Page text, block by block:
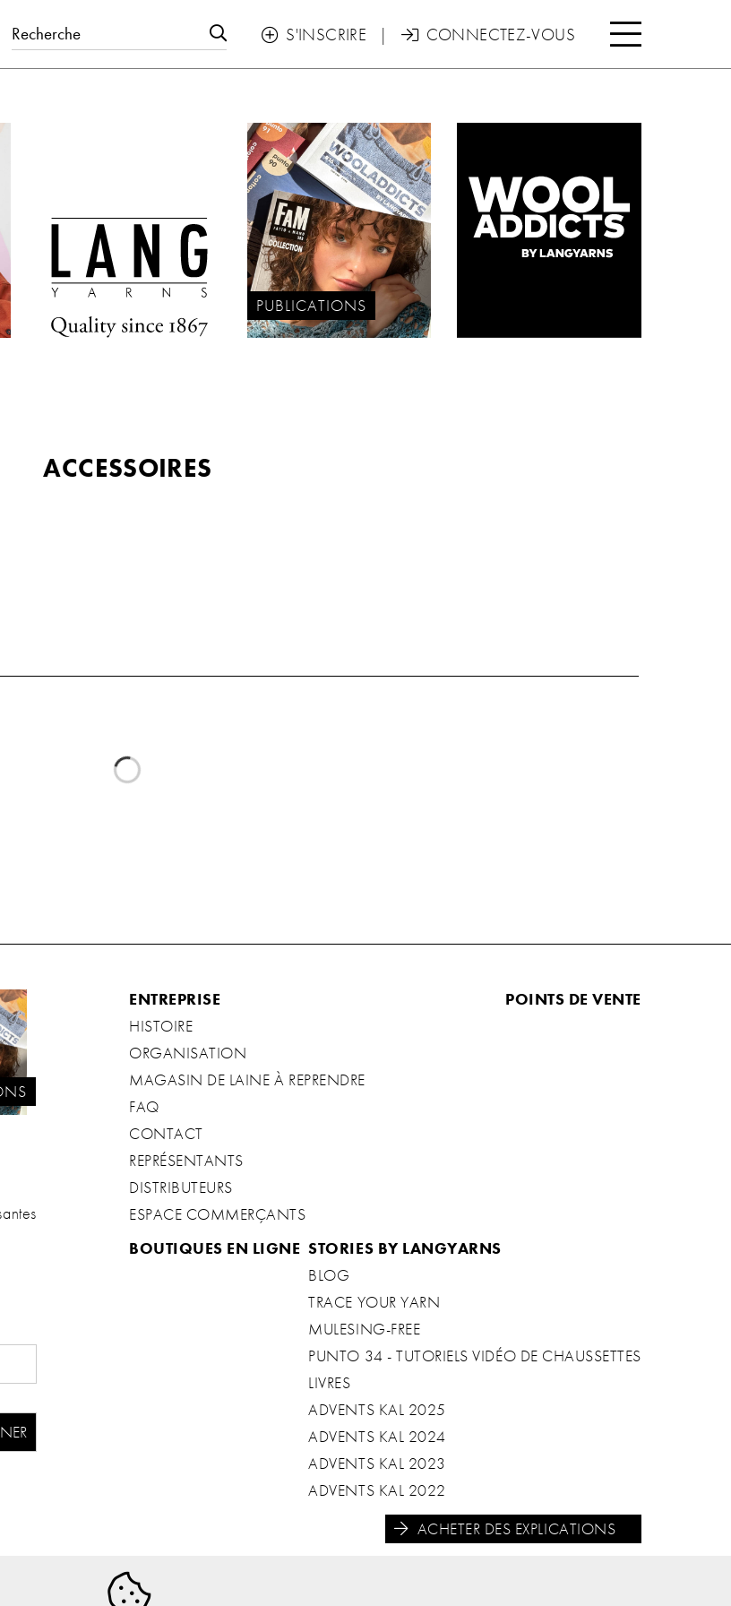
 S'INSCRIRE |  CONNECTEZ-VOUS 
PUBLICATIONS
ACCESSOIRES
ENTREPRISE
HISTOIRE
ORGANISATION
MAGASIN DE LAINE À REPRENDRE
FAQ
CONTACT
REPRÉSENTANTS
DISTRIBUTEURS
ESPACE COMMERÇANTS
POINTS DE VENTE
BOUTIQUES EN LIGNE STORIES BY LANGYARNS
BLOG
TRACE YOUR YARN
MULESING-FREE
PUNTO 34 - TUTORIELS VIDÉO DE CHAUSSETTES
LIVRES
ADVENTS KAL 2025
ADVENTS KAL 2024
ADVENTS KAL 2023
ADVENTS KAL 2022
ACHETER DES EXPLICATIONS